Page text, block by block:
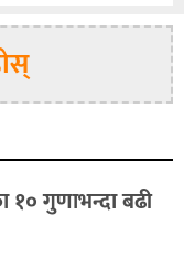
१० गुणाभन्दा बढी